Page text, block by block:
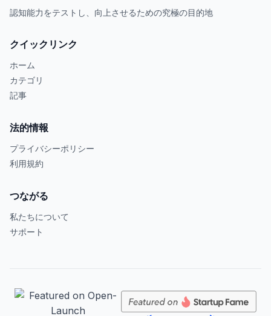
認知能力をテストし、向上させるための究極の目的地
クイックリンク
ホーム
カテゴリ
記事
法的情報
プライバシーポリシー
利用規約
つながる
私たちについて
サポート